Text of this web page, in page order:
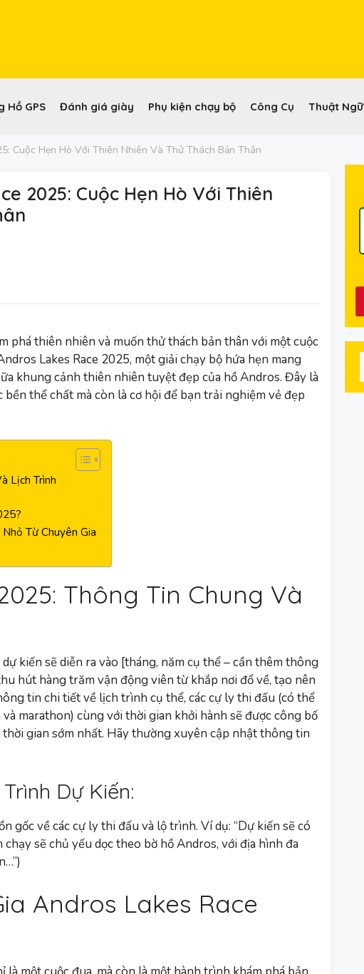
Hồ GPS Đánh giá giày Phụ kiện chạy bộ Công Cụ Thuật Ngữ
Cuộc Hẹn Hò Với Thiên Nhiên Và Thử Thách Bản Thân
2025: Cuộc Hẹn Hò Với Thiên
phá thiên nhiên và muốn thử thách bản thân với một cuộc
Lakes Race 2025, một giải chạy bộ hứa hẹn mang
khung cảnh thiên nhiên tuyệt đẹp của hồ Andros. Đây là
thể chất mà còn là cơ hội để bạn trải nghiệm vẻ đẹp
Lịch Trình
Từ Chuyên Gia
Thông Tin Chung Và
kiến sẽ diễn ra vào [tháng, năm cụ thể – cần thêm thông
hút hàng trăm vận động viên từ khắp nơi đổ về, tạo nên
tin chi tiết về lịch trình cụ thể, các cự ly thi đấu (có thể
marathon) cùng với thời gian khởi hành sẽ được công bố
gian sớm nhất. Hãy thường xuyên cập nhật thông tin
Dự Kiến:
gốc về các cự ly thi đấu và lộ trình. Ví dụ: “Dự kiến sẽ có
sẽ chủ yếu dọc theo bờ hồ Andros, với địa hình đa
Andros Lakes Race